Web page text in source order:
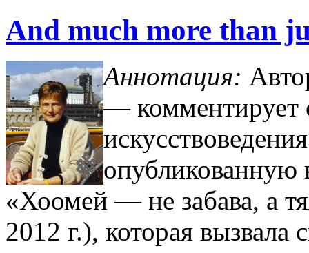
Аnd much more than
Аннотация:
— комментирует
опубликованную
«Хоомей — не забава, а
2012 г.), которая вызвала